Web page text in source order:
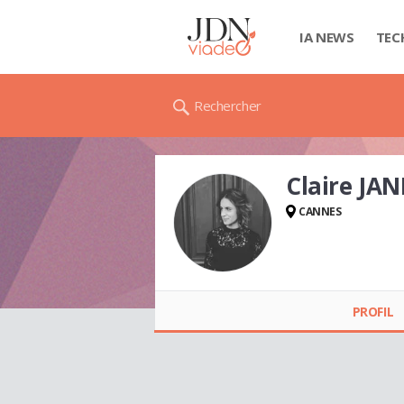
IA NEWS
Rechercher
Claire
CANNES
PROFIL